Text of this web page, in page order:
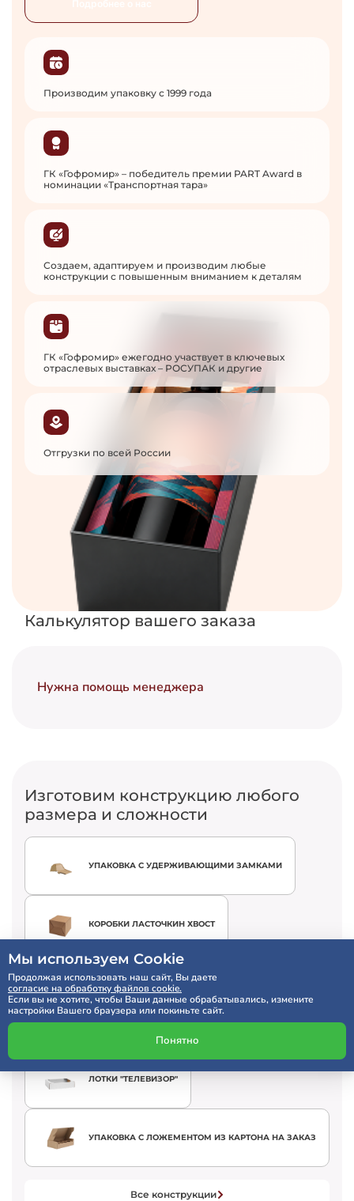
Производим упаковку с 1999 года
ГК «Гофромир» – победитель премии PART Award в
номинации «Транспортная тара»
Создаем, адаптируем и производим любые
конструкции с повышенным вниманием к деталям
ГК «Гофромир» ежегодно участвует в ключевых
отраслевых выставках – РОСУПАК и другие
Отгрузки по всей России
Калькулятор вашего заказа
Нужна помощь менеджера
Изготовим конструкцию любого
размера и сложности
УПАКОВКА С УДЕРЖИВАЮЩИМИ ЗАМКАМИ
КОРОБКИ ЛАСТОЧКИН ХВОСТ
КОРОБКИ С ОКОШКОМ ПОД ЗАКАЗ
ГОФРОЯЩИКИ
ЛОТКИ "ТЕЛЕВИЗОР"
УПАКОВКА С ЛОЖЕМЕНТОМ ИЗ КАРТОНА НА ЗАКАЗ
Все конструкции
Мы используем Cookie
Продолжая использовать наш сайт, Вы даете
согласие на обработку файлов cookie.
Если вы не хотите, чтобы Ваши данные обрабатывались, измените
настройки Вашего браузера или покиньте сайт.
Понятно